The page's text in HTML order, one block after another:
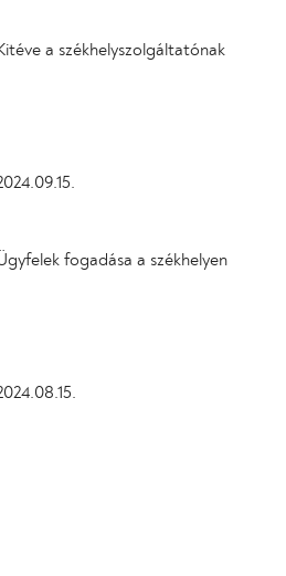
a székhelyszolgáltatónak
fogadása a székhelyen